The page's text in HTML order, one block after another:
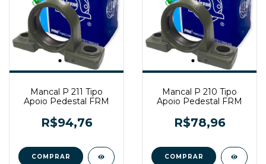
Mancal P 211 Tipo
Apoio Pedestal FRM
R$94,76
Mancal P 210 Tipo
Apoio Pedestal FRM
R$78,96